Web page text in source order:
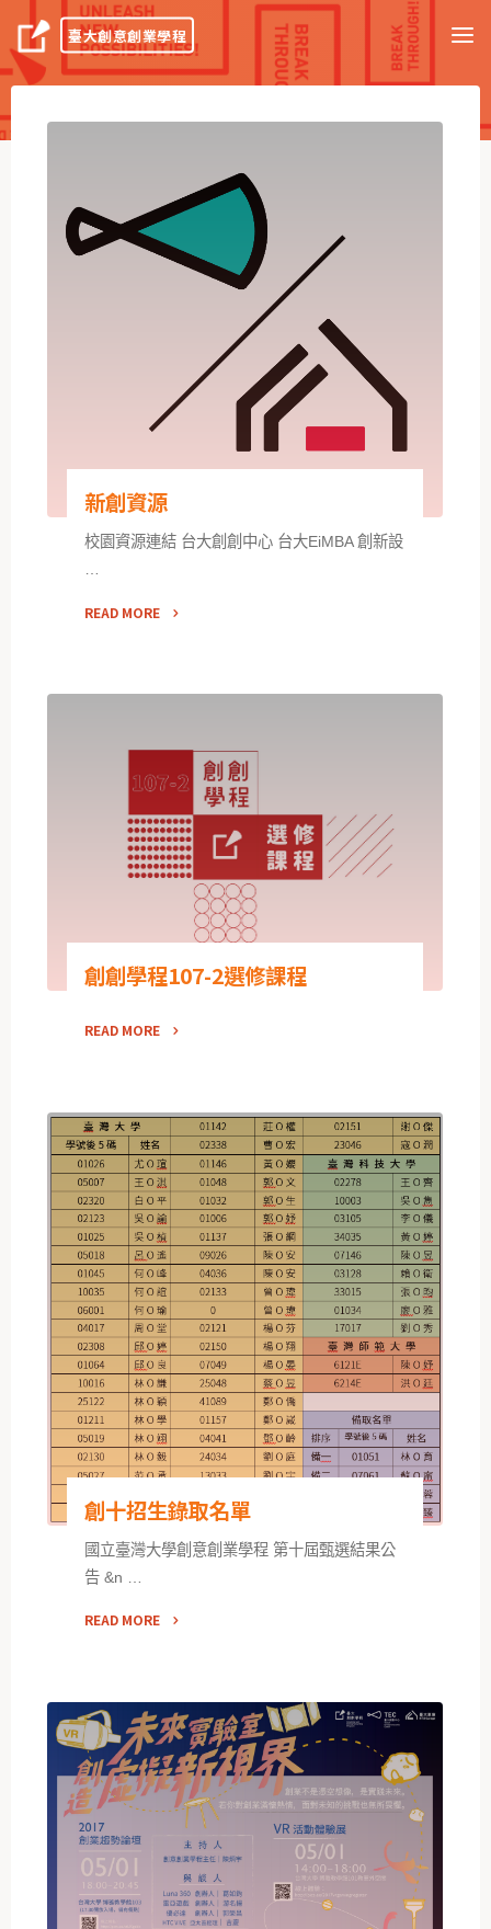
臺大創意創業學程
新創資源
校園資源連結 台大創創中心 台大EiMBA 創新設
READ MORE
創創學程107-2選修課程
READ MORE
創十招生錄取名單
國立臺灣大學創意創業學程 第十屆甄選結果公
告 &n …
READ MORE